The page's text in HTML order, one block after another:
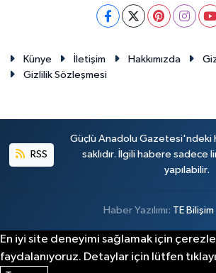
Künye İletişim Hakkımızda
Gizlilik Sözleşmesi
RSS
Güçlü Anadolu Gazetesi'ndeki
saklıdır. İlgili habere sadece
yapılabilir.
Haber Yazılımı: TE Bilişim
En iyi site deneyimi sağlamak için
faydalanıyoruz. Detaylar için lütfen